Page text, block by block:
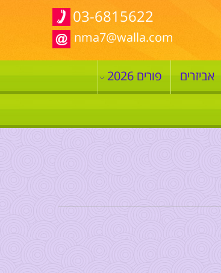
03-6815622
nma7@walla.com
אביזרים פורים 2026